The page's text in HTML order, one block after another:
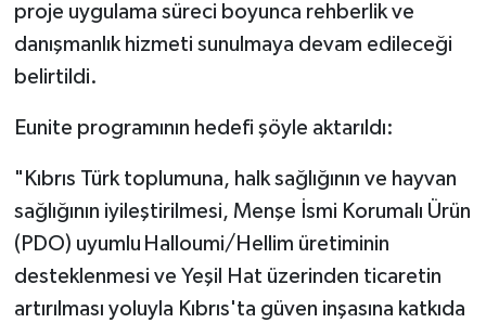
proje uygulama süreci boyunca rehberlik ve
danışmanlık hizmeti sunulmaya devam edileceği
belirtildi.
Eunite programının hedefi şöyle aktarıldı:
"Kıbrıs Türk toplumuna, halk sağlığının ve hayvan
sağlığının iyileştirilmesi, Menşe İsmi Korumalı Ürün
(PDO) uyumlu Halloumi/Hellim üretiminin
desteklenmesi ve Yeşil Hat üzerinden ticaretin
artırılması yoluyla Kıbrıs'ta güven inşasına katkıda